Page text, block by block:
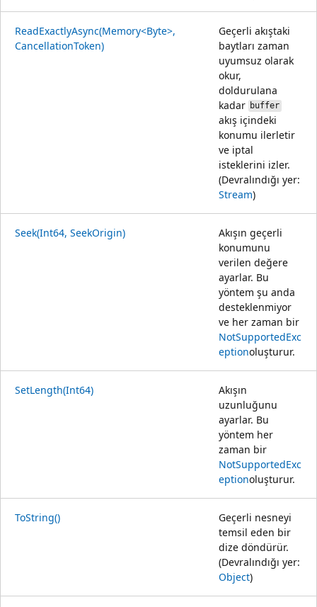
ReadExactlyAsync(Memory<Byte>,
CancellationToken)
Geçerli akıştaki
baytları zaman
uyumsuz olarak
okur,
doldurulana
kadar buffer
akış içindeki
konumu ilerletir
ve iptal
isteklerini izler.
(Devralındığı yer:
Stream)
Seek(Int64, SeekOrigin)
Akışın geçerli
konumunu
verilen değere
ayarlar. Bu
yöntem şu anda
desteklenmiyor
ve her zaman bir
NotSupportedExc
eptionoluşturur.
SetLength(Int64)
Akışın
uzunluğunu
ayarlar. Bu
yöntem her
zaman bir
NotSupportedExc
eptionoluşturur.
ToString()
Geçerli nesneyi
temsil eden bir
dize döndürür.
(Devralındığı yer:
Object)